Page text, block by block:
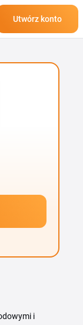
Utwórz konto
i